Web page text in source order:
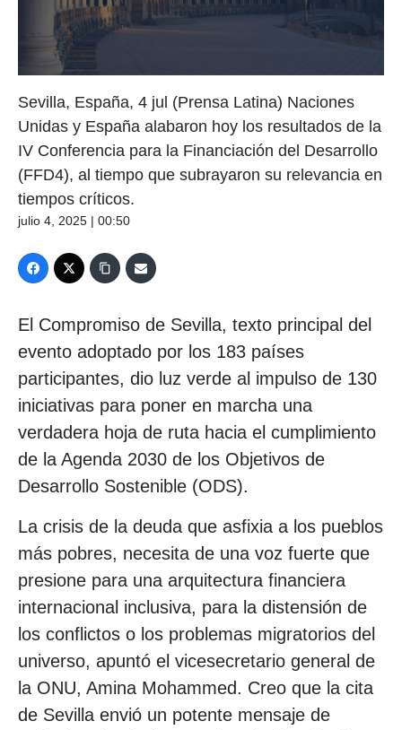
Sevilla, España, 4 jul (Prensa Latina) Naciones
Unidas y España alabaron hoy los resultados de la
IV Conferencia para la Financiación del Desarrollo
(FFD4), al tiempo que subrayaron su relevancia en
tiempos críticos.
julio 4, 2025 | 00:50
El Compromiso de Sevilla, texto principal del
evento adoptado por los 183 países
participantes, dio luz verde al impulso de 130
iniciativas para poner en marcha una
verdadera hoja de ruta hacia el cumplimiento
de la Agenda 2030 de los Objetivos de
Desarrollo Sostenible (ODS).
La crisis de la deuda que asfixia a los pueblos
más pobres, necesita de una voz fuerte que
presione para una arquitectura financiera
internacional inclusiva, para la distensión de
los conflictos o los problemas migratorios del
universo, apuntó el vicesecretario general de
la ONU, Amina Mohammed. Creo que la cita
de Sevilla envió un potente mensaje de